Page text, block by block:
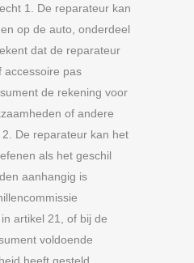
1. De reparateur kan
op de auto, onderdeel
dat de reparateur
accessoire pas
de rekening voor
of andere
De reparateur kan het
als het geschil
aanhangig is
artikel 21, of bij de
voldoende